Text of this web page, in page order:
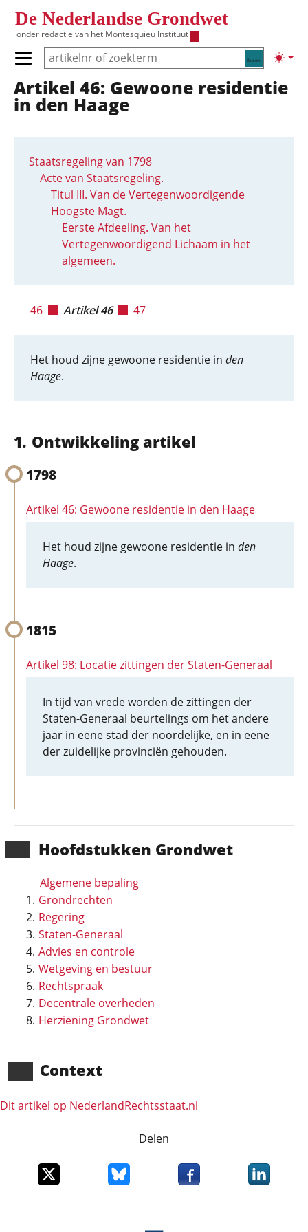
De Nederlandse Grondwet
onder redactie van het Montesquieu Instituut
Zoeken
Primair menu tonen/verbergen
Hoofdnavigatie
Hoofd­stukken Grondwet
Algemene bepaling
Grondrechten
Regering
Staten-Generaal
Advies en controle
Wetgeving en bestuur
Rechtspraak
Decentrale overheden
Herziening Grondwet
Context
Dit artikel op NederlandRechts­staat.nl
Artikel 46: Gewoone residentie
in den Haage
Staatsregeling van 1798
Acte van Staatsregeling.
Titul III. Van de Vertegenwoordigende
Hoogste Magt.
Eerste Afdeeling. Van het
Vertegenwoordigend Lichaam in het
algemeen.
46 Artikel 46 47
Het houd zijne gewoone residentie in den
Haage.
Ontwikkeling artikel
1798
Artikel 46: Gewoone residentie in den Haage
Het houd zijne gewoone residentie in den
Haage.
1815
Artikel 98: Locatie zittingen der Staten-Generaal
In tijd van vrede worden de zittingen der
Staten-Generaal beurtelings om het andere
jaar in eene stad der noordelijke, en in eene
der zuidelijke provinciën gehouden.
Delen
Deel dit item op XDeel dit item op Bluesky
Deel dit item opDeel dit